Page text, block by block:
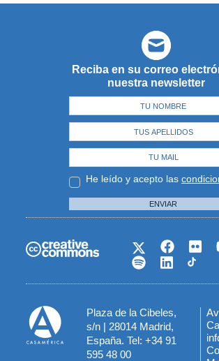
Reciba en su correo
nuestra newsletter
He leído y acepto las
ENVIAR
Plaza de la Cibeles,
s/n | 28014 Madrid,
España. Tel: +34 91
595 48 00